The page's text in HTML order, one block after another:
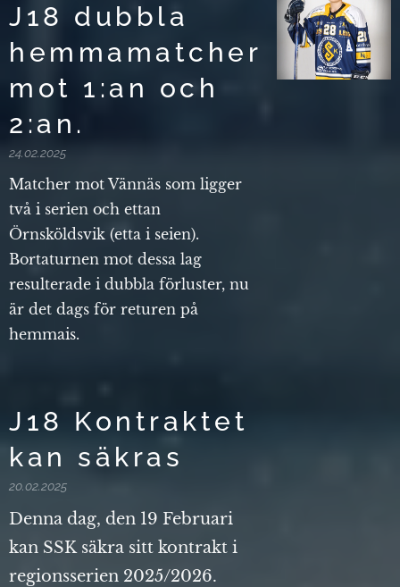
J18 dubbla
hemmamatcher
mot 1:an och
2:an.
24.02.2025
Matcher mot Vännäs som ligger
två i serien och ettan
Örnsköldsvik (etta i seien).
Bortaturnen mot dessa lag
resulterade i dubbla förluster, nu
är det dags för returen på
hemmais.
J18 Kontraktet
kan säkras
20.02.2025
Denna dag, den 19 Februari
kan SSK säkra sitt kontrakt i
regionsserien 2025/2026.